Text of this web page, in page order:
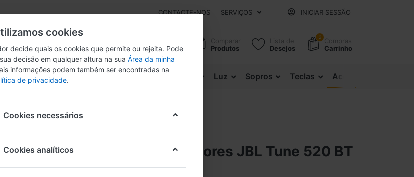
CONTACTE-NOS SERVIÇOS INICIAR SESSÃO
Comparar
Produtos
Lista de
Desejos
2
Compras
Carrinho
Arco Percussão Luz Sopros Teclas Acessórios
BT Branco
Auscultadores JBL Tune 520 BT
Branco
cookies
decide quais os cookies que permite ou rejeita. Pode
decisão em qualquer altura na sua Área da minha
informações podem também ser encontradas na
de privacidade.
Cookies necessários
Cookies analíticos